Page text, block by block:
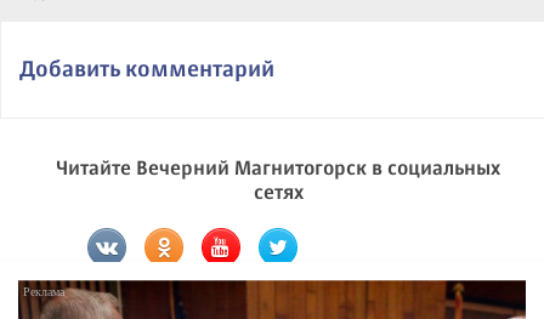
Добавить комментарий
Читайте Вечерний Магнитогорск в социальных
сетях